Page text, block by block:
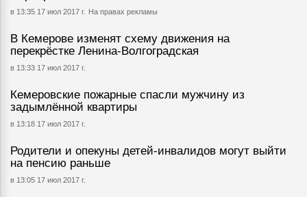
в 13:35 17 июл 2017 г. На правах рекламы
В Кемерове изменят схему движения на
перекрёстке Ленина-Волгоградская
в 13:33 17 июл 2017 г.
Кемеровские пожарные спасли мужчину из
задымлённой квартиры
в 13:18 17 июл 2017 г.
Родители и опекуны детей-инвалидов могут выйти
на пенсию раньше
в 13:05 17 июл 2017 г.